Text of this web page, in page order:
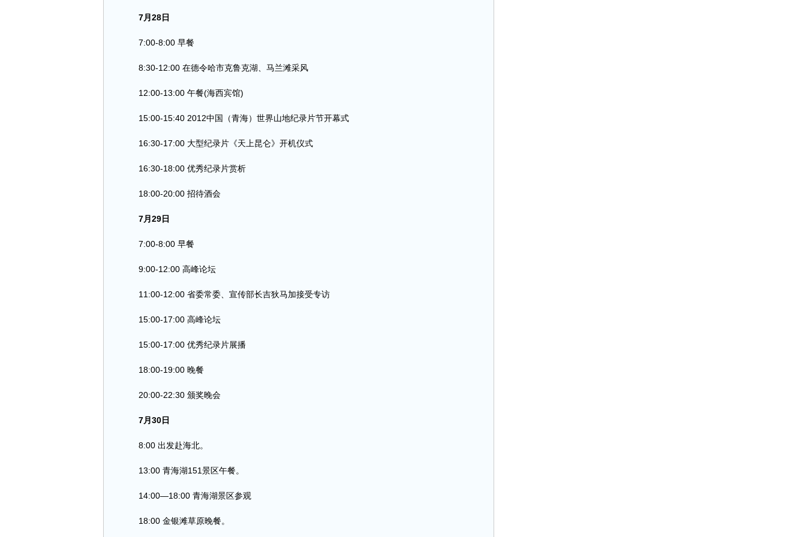
7月28日
7:00-8:00 早餐
8:30-12:00 在德令哈市克鲁克湖、马兰滩采风
12:00-13:00 午餐(海西宾馆)
15:00-15:40 2012中国（青海）世界山地纪录片节开幕式
16:30-17:00 大型纪录片《天上昆仑》开机仪式
16:30-18:00 优秀纪录片赏析
18:00-20:00 招待酒会
7月29日
7:00-8:00 早餐
9:00-12:00 高峰论坛
11:00-12:00 省委常委、宣传部长吉狄马加接受专访
15:00-17:00 高峰论坛
15:00-17:00 优秀纪录片展播
18:00-19:00 晚餐
20:00-22:30 颁奖晚会
7月30日
8:00 出发赴海北。
13:00 青海湖151景区午餐。
14:00—18:00 青海湖景区参观
18:00 金银滩草原晚餐。